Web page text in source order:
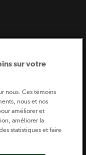
Groupe Coopératif.
la coopération agricole
sur votre
nous. Ces témoins
nous et nos
améliorer et
améliorer la
statistiques et faire